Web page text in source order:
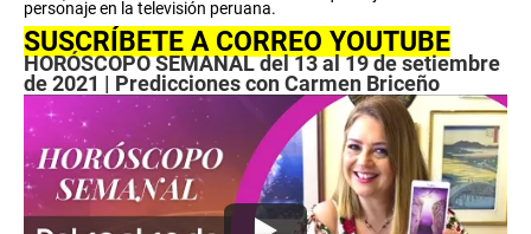
n
d
s
o
f
s
e
c
o
n
d
personaje en la televisión peruana.
SUSCRÍBETE A CORREO YOUTUBE
HORÓSCOPO SEMANAL del 13 al 19 de setiembre
de 2021 | Predicciones con Carmen Briceño